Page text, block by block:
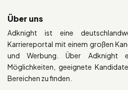
Über uns
Adknight ist eine
Karriereportal mit einem großen
und Werbung. Über Adknight
Möglichkeiten, geeignete
Bereichen zu finden.